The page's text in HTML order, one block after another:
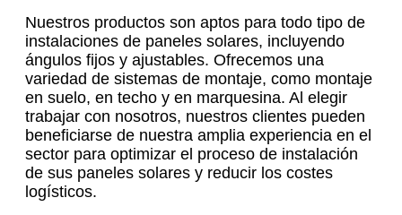
Nuestros productos son aptos para todo tipo de
instalaciones de paneles solares, incluyendo
ángulos fijos y ajustables. Ofrecemos una
variedad de sistemas de montaje, como montaje
en suelo, en techo y en marquesina. Al elegir
trabajar con nosotros, nuestros clientes pueden
beneficiarse de nuestra amplia experiencia en el
sector para optimizar el proceso de instalación
de sus paneles solares y reducir los costes
logísticos.